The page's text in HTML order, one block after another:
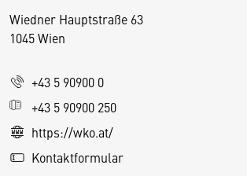
Wiedner Hauptstraße 63
1045 Wien
+43 5 90900 0
+43 5 90900 250
https://wko.at/
Kontaktformular
D
s
e
S
e